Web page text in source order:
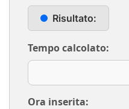
Risultato:
Tempo calcolato:
Ora inserita: